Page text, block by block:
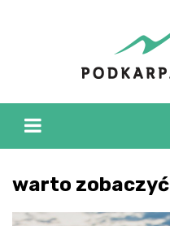
warto zobaczyć